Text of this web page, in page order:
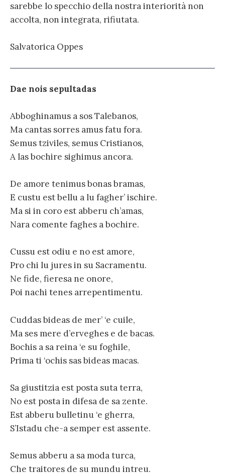
sarebbe lo specchio della nostra interiorità non
accolta, non integrata, rifiutata.
Salvatorica Oppes
Dae nois sepultadas
Abboghinamus a sos Talebanos,
Ma cantas sorres amus fatu fora.
Semus tziviles, semus Cristianos,
A las bochire sighimus ancora.
De amore tenimus bonas bramas,
E custu est bellu a lu fagher’ ischire.
Ma si in coro est abberu ch’amas,
Nara comente faghes a bochire.
Cussu est odiu e no est amore,
Pro chi lu jures in su Sacramentu.
Ne fide, fieresa ne onore,
Poi nachi tenes arrepentimentu.
Cuddas bideas de mer’ ‘e cuile,
Ma ses mere d’erveghes e de bacas.
Bochis a sa reina ‘e su foghile,
Prima ti ‘ochis sas bideas macas.
Sa giustitzia est posta suta terra,
No est posta in difesa de sa zente.
Est abberu bulletinu ‘e gherra,
S’Istadu che-a semper est assente.
Semus abberu a sa moda turca,
Che traitores de su mundu intreu.